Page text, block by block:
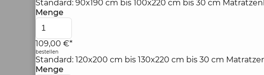
Standard: 90x190 cm bis 100x220 cm bis 30 cm
Menge
109,00 €*
bestellen
Standard: 120x200 cm bis 130x220 cm bis 30 cm
Menge